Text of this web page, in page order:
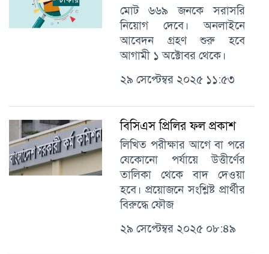
মোট ৬৬৯ জনকে সরাসরি
নিয়োগ দেবে। অনলাইনে
আবেদন গ্রহণ শুরু হবে
আগামী ১ অক্টোবর থেকে।
২৯ সেপ্টেম্বর ২০২৫ ১১:৫৩
বিসিএস প্রিলির ফল প্রকাশ
লিখিত পরীক্ষার আগে বা পরে
যেকোনো পর্যায়ে উত্তীর্ণের
তালিকা থেকে বাদ দেওয়া
হবে। প্রয়োজনে সংশ্লিষ্ট প্রার্থীর
বিরুদ্ধে ফৌজ
২৯ সেপ্টেম্বর ২০২৫ ০৮:৪৯